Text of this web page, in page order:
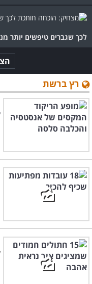
לכך שגברים טיפשים יותר
רץ ברשת